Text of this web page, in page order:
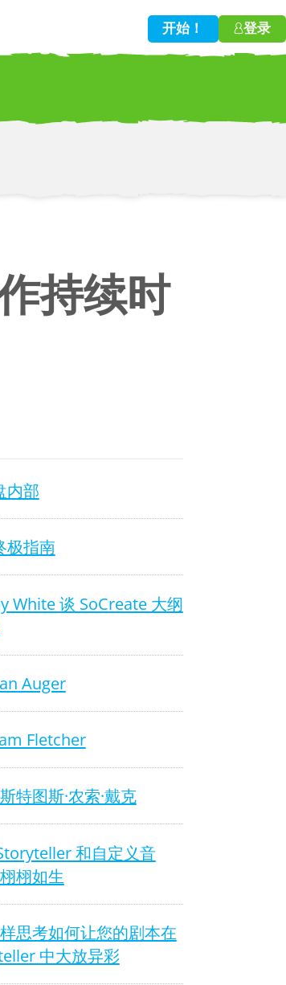
开始！ 登录
持续时
内部
极指南
White 谈 SoCreate 大纲
Auger
Fletcher
特图斯·农索·戴克
和自定义音
栩如生
思考如何让您的剧本在
中大放异彩